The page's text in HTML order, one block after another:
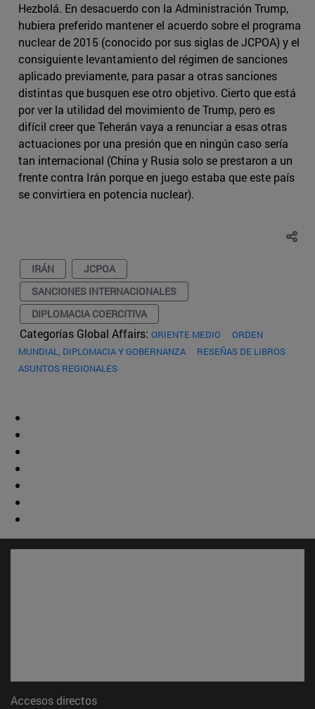
Hezbolá. En desacuerdo con la Administración Trump,
hubiera preferido mantener el acuerdo sobre el programa
nuclear de 2015 (conocido por sus siglas de JCPOA) y el
consiguiente levantamiento del régimen de sanciones
aplicado previamente, para pasar a otras sanciones
distintas que busquen ese otro objetivo. Cierto que está
por ver la utilidad del movimiento de Trump, pero es
difícil creer que Teherán vaya a renunciar a esas otras
actuaciones por una presión que en ningún caso sería
tan internacional (China y Rusia solo se prestaron a un
frente contra Irán porque en juego estaba que este país
se convirtiera en potencia nuclear).
IRÁN
JCPOA
SANCIONES INTERNACIONALES
DIPLOMACIA COERCITIVA
Categorías Global Affairs: ORIENTE MEDIO
ORDEN
MUNDIAL, DIPLOMACIA Y GOBERNANZA
RESEÑAS DE LIBROS
ASUNTOS REGIONALES
Accesos directos